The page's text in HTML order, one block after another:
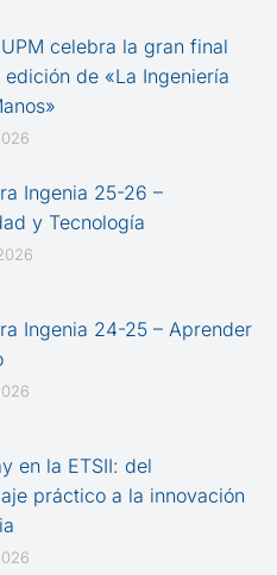
UPM celebra la gran final
edición de «La Ingeniería
Ingenia 25-26 –
y Tecnología
Ingenia 24-25 – Aprender
en la ETSII: del
práctico a la innovación